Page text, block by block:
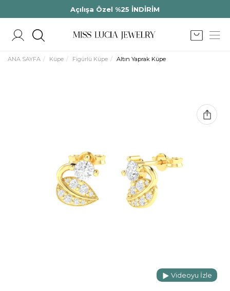
Açılışa Özel %25 İNDİRİM
ANA SAYFA Küpe Figürlü Küpe Altın Yaprak Küpe
Videoyu İzle